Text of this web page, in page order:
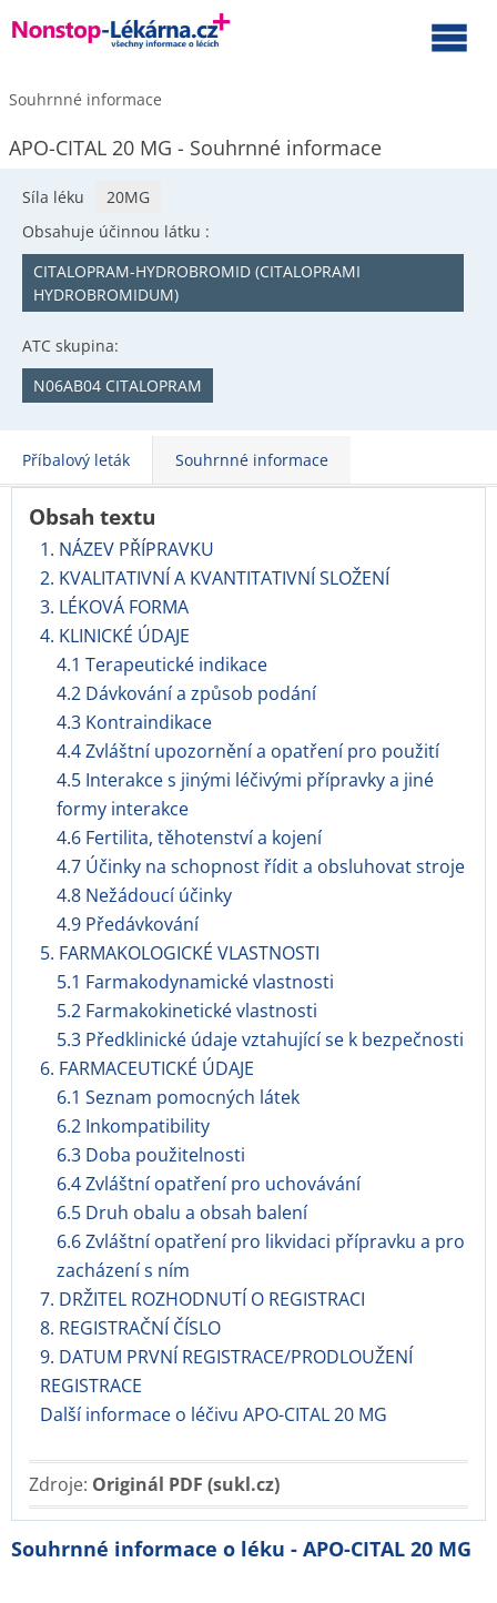
Souhrnné informace
APO-CITAL 20 MG - Souhrnné informace
Síla léku
20MG
Obsahuje účinnou látku :
CITALOPRAM-HYDROBROMID (CITALOPRAMI
HYDROBROMIDUM)
ATC skupina:
N06AB04 CITALOPRAM
Příbalový leták Souhrnné informace
Obsah textu
1. NÁZEV PŘÍPRAVKU
2. KVALITATIVNÍ A KVANTITATIVNÍ SLOŽENÍ
3. LÉKOVÁ FORMA
4. KLINICKÉ ÚDAJE
4.1 Terapeutické indikace
4.2 Dávkování a způsob podání
4.3 Kontraindikace
4.4 Zvláštní upozornění a opatření pro použití
4.5 Interakce s jinými léčivými přípravky a jiné
formy interakce
4.6 Fertilita, těhotenství a kojení
4.7 Účinky na schopnost řídit a obsluhovat stroje
4.8 Nežádoucí účinky
4.9 Předávkování
5. FARMAKOLOGICKÉ VLASTNOSTI
5.1 Farmakodynamické vlastnosti
5.2 Farmakokinetické vlastnosti
5.3 Předklinické údaje vztahující se k bezpečnosti
6. FARMACEUTICKÉ ÚDAJE
6.1 Seznam pomocných látek
6.2 Inkompatibility
6.3 Doba použitelnosti
6.4 Zvláštní opatření pro uchovávání
6.5 Druh obalu a obsah balení
6.6 Zvláštní opatření pro likvidaci přípravku a pro
zacházení s ním
7. DRŽITEL ROZHODNUTÍ O REGISTRACI
8. REGISTRAČNÍ ČÍSLO
9. DATUM PRVNÍ REGISTRACE/PRODLOUŽENÍ
REGISTRACE
Další informace o léčivu APO-CITAL 20 MG
Zdroje: Originál PDF (sukl.cz)
Souhrnné informace o léku - APO-CITAL 20 MG